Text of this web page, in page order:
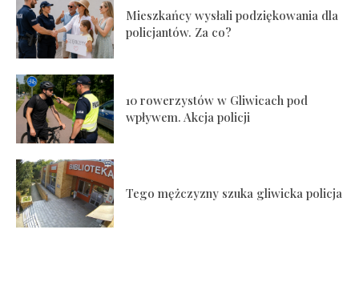
Mieszkańcy wysłali podziękowania dla
policjantów. Za co?
10 rowerzystów w Gliwicach pod
wpływem. Akcja policji
Tego mężczyzny szuka gliwicka policja